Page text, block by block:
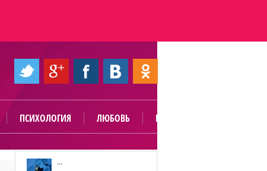
ПСИХОЛОГИЯ ЛЮБОВЬ ПОЛЕЗНО
...